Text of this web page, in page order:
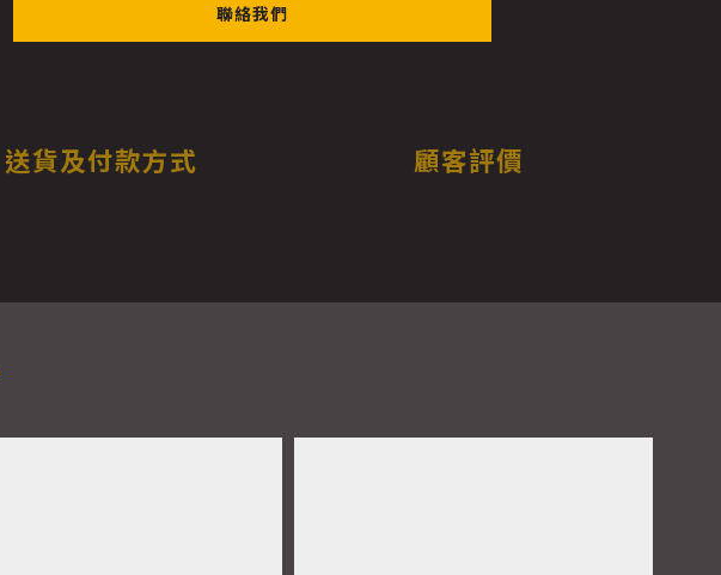
聯絡我們
送貨及付款方式 顧客評價